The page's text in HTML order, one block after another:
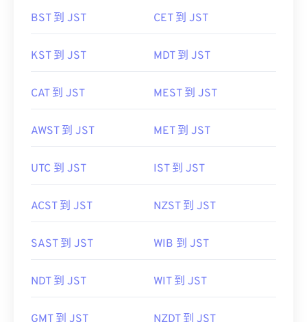
BST 到 JST CET 到 JST
KST 到 JST MDT 到 JST
CAT 到 JST MEST 到 JST
AWST 到 JST MET 到 JST
UTC 到 JST IST 到 JST
ACST 到 JST NZST 到 JST
SAST 到 JST WIB 到 JST
NDT 到 JST WIT 到 JST
GMT 到 JST NZDT 到 JST